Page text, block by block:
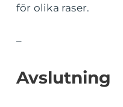
för olika raser.
–
Avslutning